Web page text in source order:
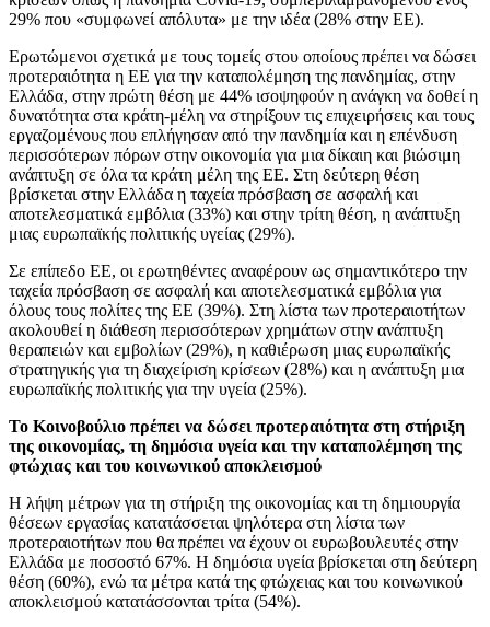
29% που «συμφωνεί απόλυτα» με την ιδέα (28% στην ΕΕ).
Ερωτώμενοι σχετικά με τους τομείς στου οποίους πρέπει να δώσει
προτεραιότητα η ΕΕ για την καταπολέμηση της πανδημίας, στην
Ελλάδα, στην πρώτη θέση με 44% ισοψηφούν η ανάγκη να δοθεί η
δυνατότητα στα κράτη-μέλη να στηρίξουν τις επιχειρήσεις και τους
εργαζομένους που επλήγησαν από την πανδημία και η επένδυση
περισσότερων πόρων στην οικονομία για μια δίκαιη και βιώσιμη
ανάπτυξη σε όλα τα κράτη μέλη της ΕΕ. Στη δεύτερη θέση
βρίσκεται στην Ελλάδα η ταχεία πρόσβαση σε ασφαλή και
αποτελεσματικά εμβόλια (33%) και στην τρίτη θέση, η ανάπτυξη
μιας ευρωπαϊκής πολιτικής υγείας (29%).
Σε επίπεδο ΕΕ, οι ερωτηθέντες αναφέρουν ως σημαντικότερο την
ταχεία πρόσβαση σε ασφαλή και αποτελεσματικά εμβόλια για
όλους τους πολίτες της ΕΕ (39%). Στη λίστα των προτεραιοτήτων
ακολουθεί η διάθεση περισσότερων χρημάτων στην ανάπτυξη
θεραπειών και εμβολίων (29%), η καθιέρωση μιας ευρωπαϊκής
στρατηγικής για τη διαχείριση κρίσεων (28%) και η ανάπτυξη μια
ευρωπαϊκής πολιτικής για την υγεία (25%).
Το Κοινοβούλιο πρέπει να δώσει προτεραιότητα στη στήριξη
της οικονομίας, τη δημόσια υγεία και την καταπολέμηση της
φτώχιας και του κοινωνικού αποκλεισμού
Η λήψη μέτρων για τη στήριξη της οικονομίας και τη δημιουργία
θέσεων εργασίας κατατάσσεται ψηλότερα στη λίστα των
προτεραιοτήτων που θα πρέπει να έχουν οι ευρωβουλευτές στην
Ελλάδα με ποσοστό 67%. Η δημόσια υγεία βρίσκεται στη δεύτερη
θέση (60%), ενώ τα μέτρα κατά της φτώχειας και του κοινωνικού
αποκλεισμού κατατάσσονται τρίτα (54%).